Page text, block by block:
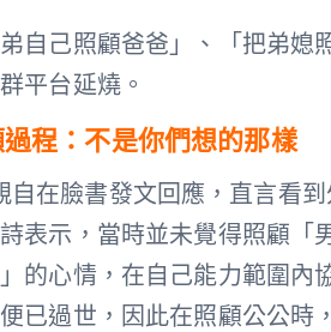
自己照顧爸爸」、「把弟媳
平台延燒。
程：不是你們想的那樣
自在臉書發文回應，直言看
表示，當時並未覺得照顧「
的心情，在自己能力範圍內
已過世，因此在照顧公公時